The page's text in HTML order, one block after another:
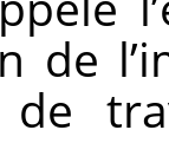
de
de